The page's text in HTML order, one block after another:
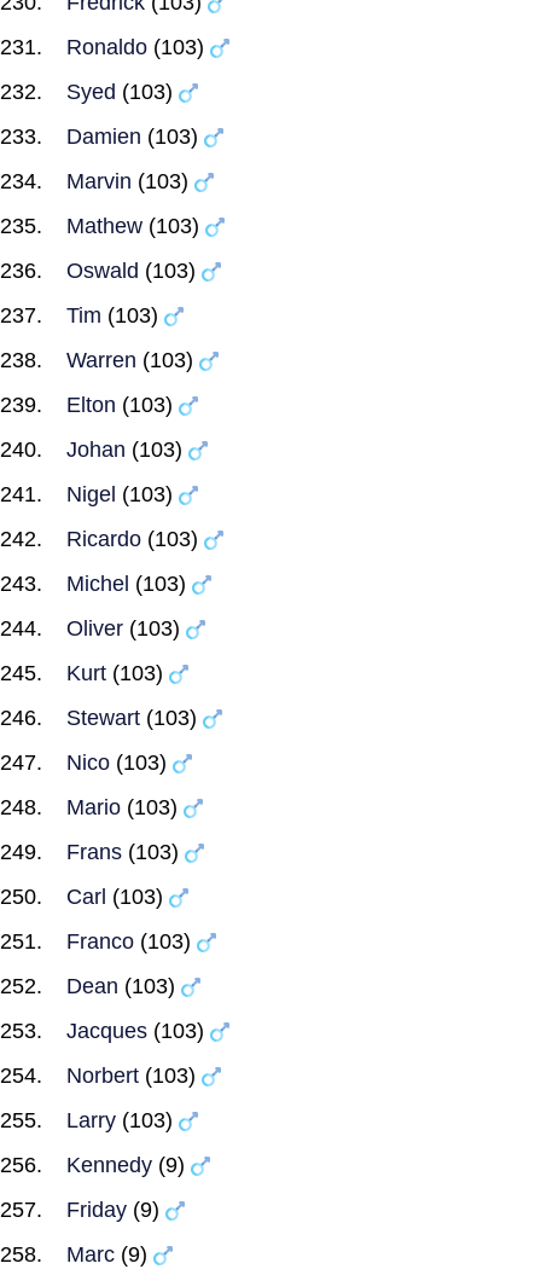
Ronaldo (103)
Syed (103)
Damien (103)
Marvin (103)
Mathew (103)
Oswald (103)
Tim (103)
Warren (103)
Elton (103)
Johan (103)
Nigel (103)
Ricardo (103)
Michel (103)
Oliver (103)
Kurt (103)
Stewart (103)
Nico (103)
Mario (103)
Frans (103)
Carl (103)
Franco (103)
Dean (103)
Jacques (103)
Norbert (103)
Larry (103)
Kennedy (9)
Friday (9)
Marc (9)